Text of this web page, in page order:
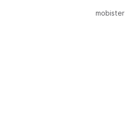
mobister